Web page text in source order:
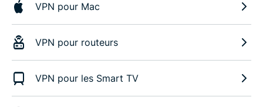
VPN pour Mac
VPN pour routeurs
VPN pour les Smart TV